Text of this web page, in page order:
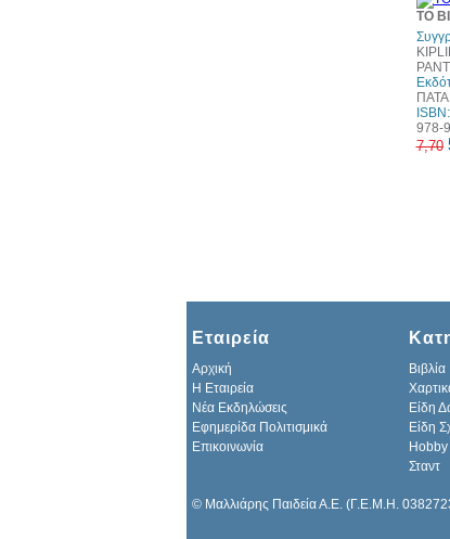
ΤΟ
ISBN:
978-
7,70
Εταιρεία
Αρχική
H Εταιρεία
Νέα Εκδηλώσεις
Εφημερίδα Πολιτισμικά
Επικοινωνία
Βιβλία
Είδη
Είδη
Hobby
Σταντ
© Μαλλιάρης Παιδεία Α.Ε. (Γ.Ε.Μ.Η.